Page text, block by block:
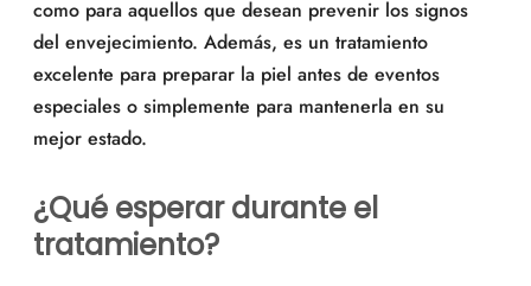
como para aquellos que desean prevenir los signos
del envejecimiento. Además, es un tratamiento
excelente para preparar la piel antes de eventos
especiales o simplemente para mantenerla en su
mejor estado.
¿Qué esperar durante el
tratamiento?